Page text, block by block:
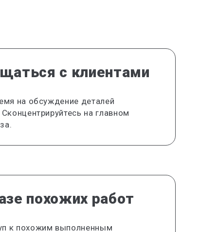
с клиентами
на обсуждение деталей
на главном
похожих работ
к похожим выполненным